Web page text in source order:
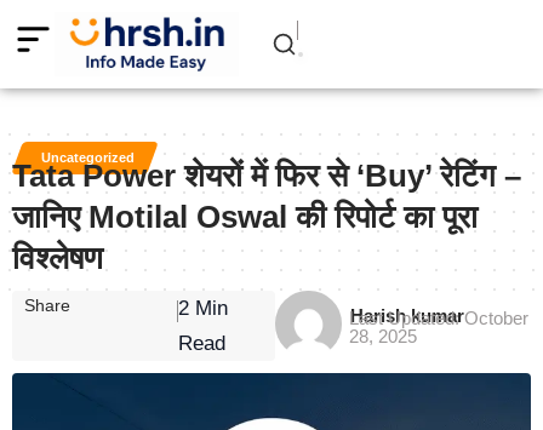
Uncategorized
Tata Power शेयरों में फिर से ‘Buy’ रेटिंग –
जानिए Motilal Oswal की रिपोर्ट का पूरा
विश्लेषण
Harish kumar
Last Updated: October
28, 2025
Share
2 Min
Read